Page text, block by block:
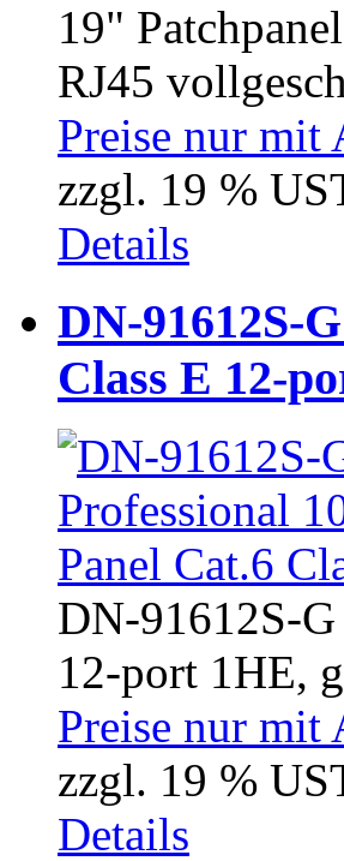
19"
RJ45
Preise nur mit
zzgl. 19 %
Details
DN-91612S-
Class E 12-
DN-91612S-
12-port 1HE,
Preise nur mit
zzgl. 19 %
Details